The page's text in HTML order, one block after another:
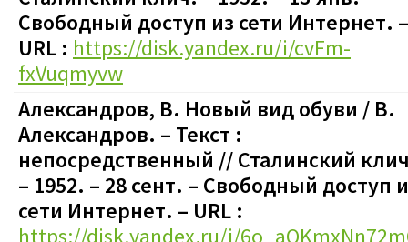
Свободный доступ из сети Интернет. –
URL : https://disk.yandex.ru/i/cvFm-
fxVuqmyvw
Александров, В. Новый вид обуви / В.
Александров. – Текст :
непосредственный // Сталинский
– 1952. – 28 сент. – Свободный доступ
сети Интернет. – URL :
https://disk.yandex.ru/i/